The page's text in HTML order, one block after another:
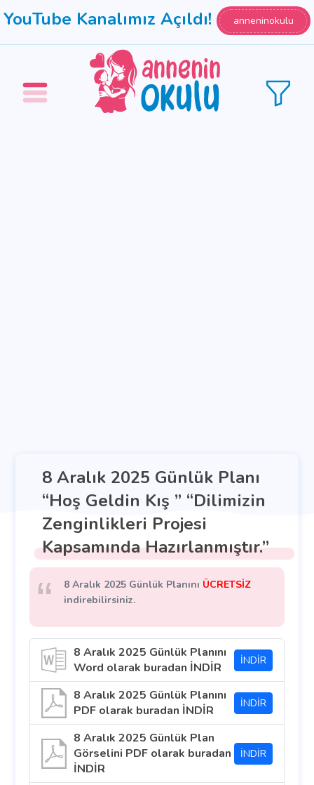
YouTube Kanalımız Açıldı! anneninokulu
8 Aralık 2025 Günlük Planı
“Hoş Geldin Kış ” “Dilimizin
Zenginlikleri Projesi
Kapsamında Hazırlanmıştır.”
8 Aralık 2025 Günlük Planını ÜCRETSİZ
indirebilirsiniz.
8 Aralık 2025 Günlük Planını
Word olarak buradan İNDİR
İNDİR
8 Aralık 2025 Günlük Planını
PDF olarak buradan İNDİR
İNDİR
8 Aralık 2025 Günlük Plan
Görselini PDF olarak buradan
İNDİR
İNDİR